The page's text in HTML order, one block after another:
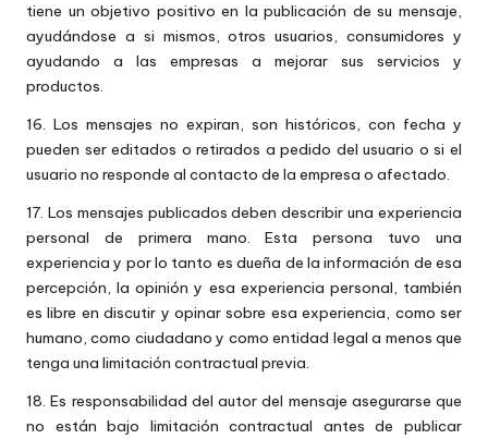
tiene un objetivo positivo en la publicación de su mensaje,
ayudándose a si mismos, otros usuarios, consumidores y
ayudando a las empresas a mejorar sus servicios y
productos.
16. Los mensajes no expiran, son históricos, con fecha y
pueden ser editados o retirados a pedido del usuario o si el
usuario no responde al contacto de la empresa o afectado.
17. Los mensajes publicados deben describir una experiencia
personal de primera mano. Esta persona tuvo una
experiencia y por lo tanto es dueña de la información de esa
percepción, la opinión y esa experiencia personal, también
es libre en discutir y opinar sobre esa experiencia, como ser
humano, como ciudadano y como entidad legal a menos que
tenga una limitación contractual previa.
18. Es responsabilidad del autor del mensaje asegurarse que
no están bajo limitación contractual antes de publicar